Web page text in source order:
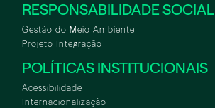
RESPONSABILIDADE SOCIAL
Gestão do Meio Ambiente
Projeto Integração
POLÍTICAS INSTITUCIONAIS
Acessibilidade
Internacionalização